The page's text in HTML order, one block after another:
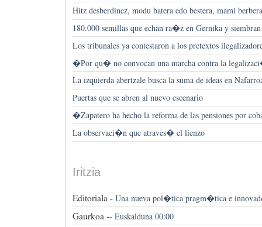
Hitz desberdinez, modu batera edo bestera, mami berbera
180.000 semillas que echan ra�z en Gernika y
Los tribunales ya contestaron a los pretextos
�Por qu� no convocan una marcha contra la
La izquierda abertzale busca la suma de ideas en
Puertas que se abren al nuevo escenario
�Zapatero ha hecho la reforma de las pensiones por
La observaci�n que atraves� el lienzo
Iritzia
Editoriala - Una nueva pol�tica pragm�tica e
Gaurkoa -- Euskalduna 00:00